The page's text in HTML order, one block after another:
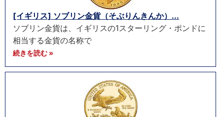
[イギリス] ソブリン金貨（そぶりんきんか）...
ソブリン金貨は、イギリスの1スターリング・ポンドに
相当する金貨の名称で
続きを読む »